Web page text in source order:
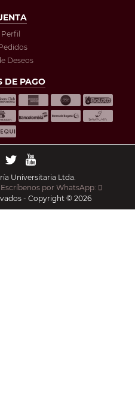
Perfil
Deseos
DE PAGO
Universitaria Ltda.
Escríbenos por WhatsApp:
- Copyright © 2026